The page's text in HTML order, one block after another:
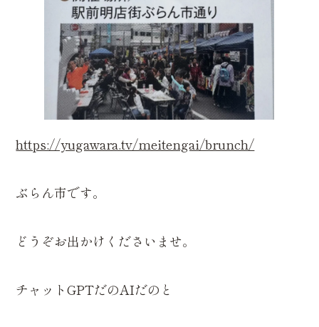
https://yugawara.tv/meitengai/brunch/
ぶらん市です。
どうぞお出かけくださいませ。
チャットGPTだのAIだのと